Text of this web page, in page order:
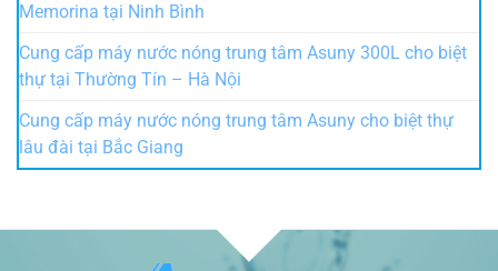
Memorina tại Ninh Bình
Cung cấp máy nước nóng trung tâm Asuny 300L cho biệt
thự tại Thường Tín – Hà Nội
Cung cấp máy nước nóng trung tâm Asuny cho biệt thự
lâu đài tại Bắc Giang